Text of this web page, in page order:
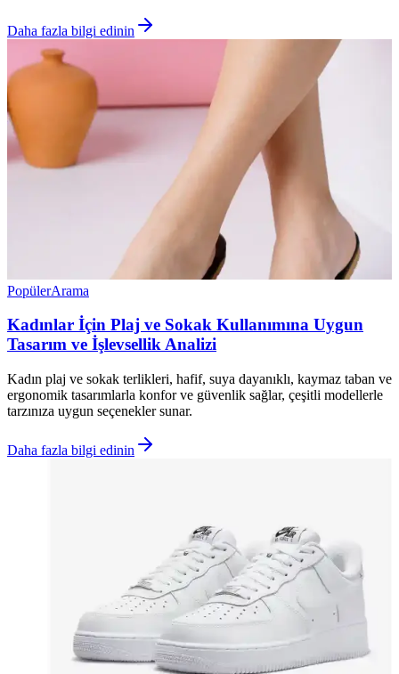
Daha fazla bilgi edinin
PopülerArama
Kadınlar İçin Plaj ve Sokak Kullanımına Uygun
Tasarım ve İşlevsellik Analizi
Kadın plaj ve sokak terlikleri, hafif, suya dayanıklı, kaymaz taban ve
ergonomik tasarımlarla konfor ve güvenlik sağlar, çeşitli modellerle
tarzınıza uygun seçenekler sunar.
Daha fazla bilgi edinin